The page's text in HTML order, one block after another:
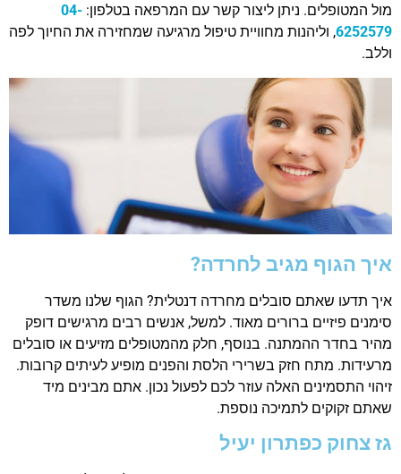
מול המטופלים. ניתן ליצור קשר עם המרפאה בטלפון: 04-
6252579, וליהנות מחוויית טיפול מרגיעה שמחזירה את החיוך לפה
וללב.
איך הגוף מגיב לחרדה?
איך תדעו שאתם סובלים מחרדה דנטלית? הגוף שלנו משדר
סימנים פיזיים ברורים מאוד. למשל, אנשים רבים מרגישים דופק
מהיר בחדר ההמתנה. בנוסף, חלק מהמטופלים מזיעים או סובלים
מרעידות. מתח חזק בשרירי הלסת והפנים מופיע לעיתים קרובות.
זיהוי התסמינים האלה עוזר לכם לפעול נכון. אתם מבינים מיד
שאתם זקוקים לתמיכה נוספת.
גז צחוק כפתרון יעיל